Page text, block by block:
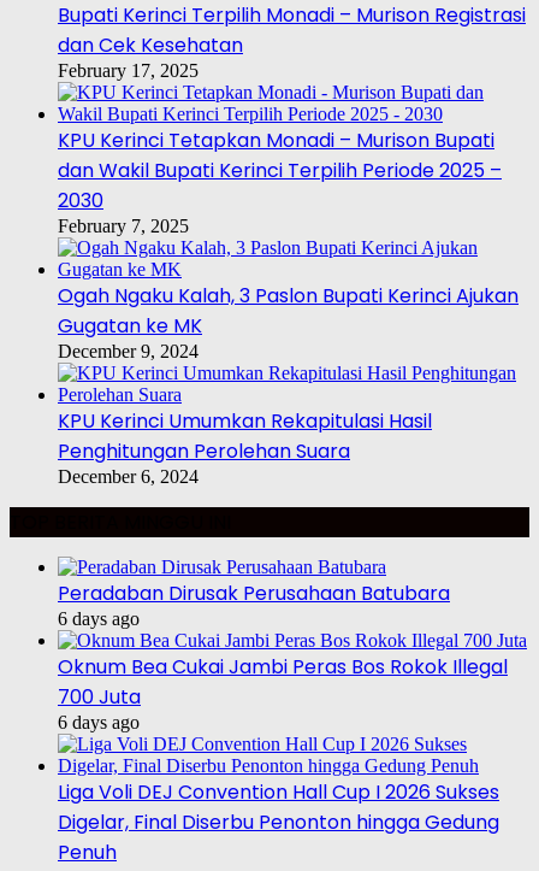
Bupati Kerinci Terpilih Monadi – Murison Registrasi
dan Cek Kesehatan
February 17, 2025
KPU Kerinci Tetapkan Monadi – Murison Bupati
dan Wakil Bupati Kerinci Terpilih Periode 2025 –
2030
February 7, 2025
Ogah Ngaku Kalah, 3 Paslon Bupati Kerinci Ajukan
Gugatan ke MK
December 9, 2024
KPU Kerinci Umumkan Rekapitulasi Hasil
Penghitungan Perolehan Suara
December 6, 2024
Peradaban Dirusak Perusahaan Batubara
6 days ago
Oknum Bea Cukai Jambi Peras Bos Rokok Illegal
700 Juta
6 days ago
Liga Voli DEJ Convention Hall Cup I 2026 Sukses
Digelar, Final Diserbu Penonton hingga Gedung
Penuh